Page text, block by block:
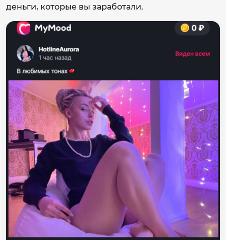
деньги, которые вы заработали.